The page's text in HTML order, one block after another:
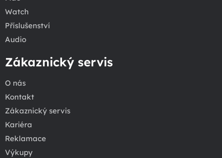
Watch
Příslušenství
Audio
Zákaznický servis
O nás
Kontakt
Zákaznický servis
Kariéra
Reklamace
Výkupy